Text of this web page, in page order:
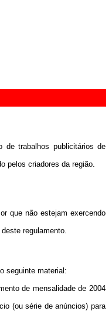
de trabalhos publicitários de
pelos criadores da região.
que não estejam exercendo
regulamento.
seguinte material:
de mensalidade de 2004
(ou série de anúncios) para